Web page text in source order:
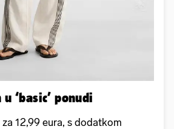
‘basic’ ponudi
12,99 eura, s dodatkom